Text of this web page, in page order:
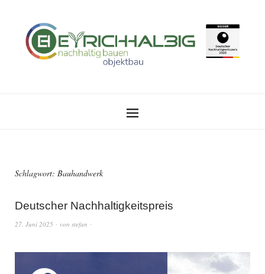
Schlagwort: Bauhandwerk
Deutscher Nachhaltigkeitspreis
27. Juni 2025 von stefan